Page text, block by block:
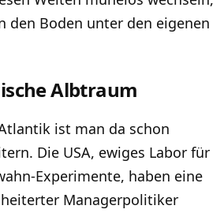
den Boden unter den eigenen
Albtraum
ist man da schon
Die USA, ewiges Labor für
Experimente, haben eine
Managerpolitiker